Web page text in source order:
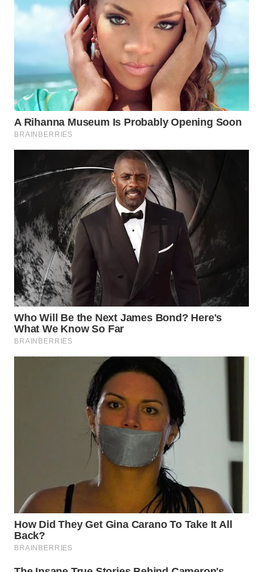
SIMALUNGUN
LABUHANBATU
WN
TAPANULI
TENGAH
WN DELI
SERDANG
WN
TEBING
TINGGI
WN
PAKPAK
WN
KARAWANG
WN
BEKASI
SAMOSIR
WN